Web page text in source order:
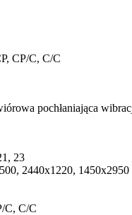
CP/C, C/C
23
2440х1220, 1450x2950
C, C/C